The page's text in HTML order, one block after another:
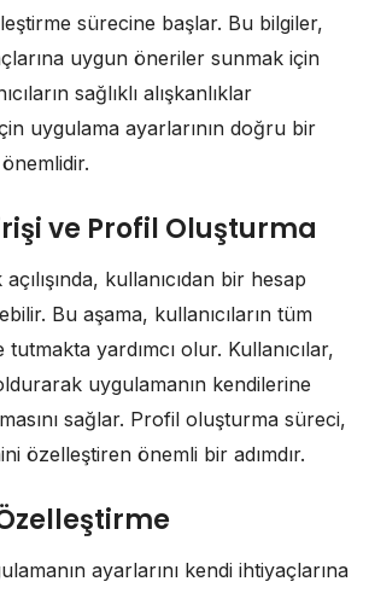
sürecine başlar. Bu bilgiler,
uygun öneriler sunmak için
sağlıklı alışkanlıklar
uygulama ayarlarının doğru bir
önemlidir.
ve Profil Oluşturma
kullanıcıdan bir hesap
Bu aşama, kullanıcıların tüm
yardımcı olur. Kullanıcılar,
uygulamanın kendilerine
sağlar. Profil oluşturma süreci,
özelleştiren önemli bir adımdır.
ayarlarını kendi ihtiyaçlarına